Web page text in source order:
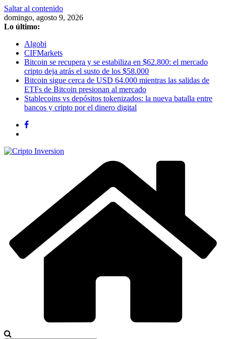
Saltar al contenido
domingo, agosto 9, 2026
Lo último:
Algobi
CIFMarkets
Bitcoin se recupera y se estabiliza en $62.800: el mercado
cripto deja atrás el susto de los $58.000
Bitcoin sigue cerca de USD 64.000 mientras las salidas de
ETFs de Bitcoin presionan al mercado
Stablecoins vs depósitos tokenizados: la nueva batalla entre
bancos y cripto por el dinero digital